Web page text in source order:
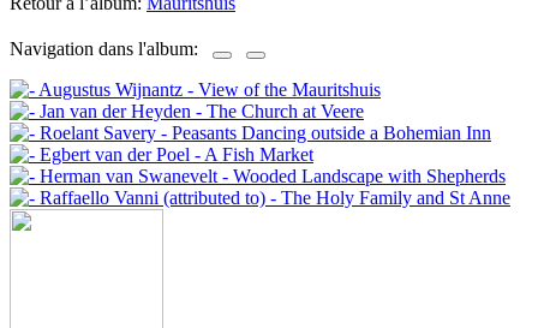
Navigation dans l'album: